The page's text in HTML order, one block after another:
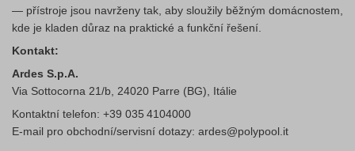
— přístroje jsou navrženy tak, aby sloužily běžným domácnostem,
kde je kladen důraz na praktické a funkční řešení.
Kontakt:
Ardes S.p.A.
Via Sottocorna 21/b, 24020 Parre (BG), Itálie
Kontaktní telefon: +39 035 4104000
E‑mail pro obchodní/servisní dotazy: ardes@polypool.it